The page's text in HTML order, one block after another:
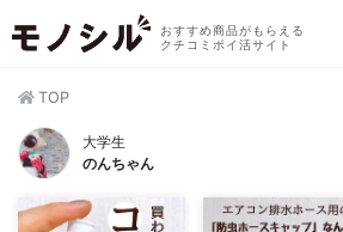
おすすめ商品がもらえる
クチコミポイ活サイト
TOP
大学生
のんちゃん